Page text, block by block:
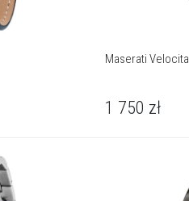
Maserati Velocita
1 750 zł